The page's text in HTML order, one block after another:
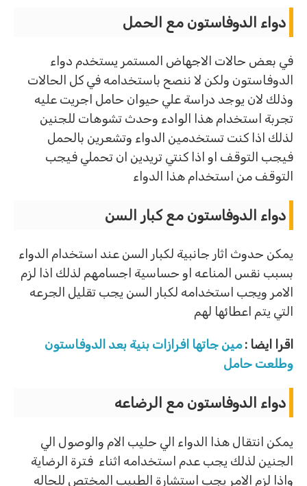
دواء الدوفاستون مع الحمل
في بعض حالات الاجهاض المستمر يستخدم دواء
الدوفاستون ولكن لا ننصح باستخدامه في كل الحالات
وذلك لان يوجد دراسة علي حيوان حامل اجريت عليه
تجربة استخدام هذا الوادء وحدث تشوهات للجنين
لذلك اذا كنت تستخدمين الدواء وتشعرين بالحمل
فيجب التوقف او اذا كنتي تريدين ان تحملي فيجب
التوقف من استخدام هذا الدواء
دواء الدوفاستون مع كبار السن
يمكن حدوث اثار جانبية لكبار السن عند استخدام الدواء
بسبب نقس المناعه او حساسية اجسامهم لذلك اذا لزم
الامر ويجب استخدامه لكبار السن يجب تقليل الجرعه
التي يتم اعطائها لهم
اقرا ايضا :مين جاتها افرازات بنية بعد الدوفاستون
وطلعت حامل
دواء الدوفاستون مع الرضاعه
يمكن انتقال هذا الدواء الي حليب الام والوصول الي
الجنين لذلك يجب عدم استخدامه اثناء فترة الرضاية
واذا لزم الامر يجب استشارة الطبيب المختص للحاله